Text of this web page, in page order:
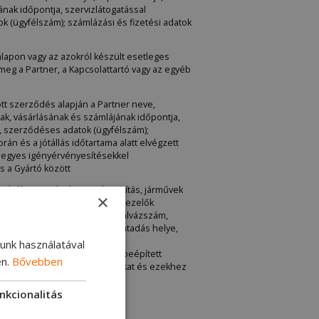
időpontja, szervizlátogatással
(ügyfélszám); számlázási és fizetési adatok
vagy az azokról készült esetleges
a Partner, a Kapcsolattartó vagy az egyéb
szerződés alapján a Partner neve,
vásárlásának és számlájának időpontja,
adatok (ügyfélszám);
és a jótállás időtartama alatt elvégzett
igényérvényesítésekkel
a Gyártó között
karbantartás, javítás, járművek
szerződés alapján az Adatkezelők
ügyfélszáma járműadatok (alvázszám,
kulantéria folyamat, átadás helye,
dátuma), a jármű
és a munkák során beépített
e pontban felsorolt adatokat és ezekhez
×
használatával
Bővebben